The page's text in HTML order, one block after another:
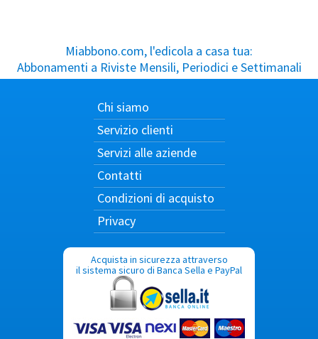
Miabbono.com, l'edicola a casa tua:
Abbonamenti a Riviste Mensili, Periodici e Settimanali
Chi siamo
Servizio clienti
Servizi alle aziende
Contatti
Condizioni di acquisto
Privacy
Acquista in sicurezza attraverso
il sistema sicuro di Banca Sella e PayPal